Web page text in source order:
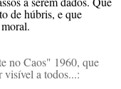
o dehúbris, e que
no Caos" 1960, que
visível a todos...: